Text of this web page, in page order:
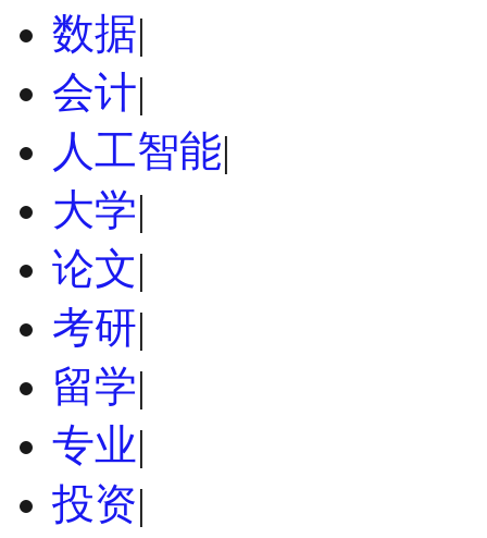
数据|
会计|
人工智能|
大学|
论文|
考研|
留学|
专业|
投资|